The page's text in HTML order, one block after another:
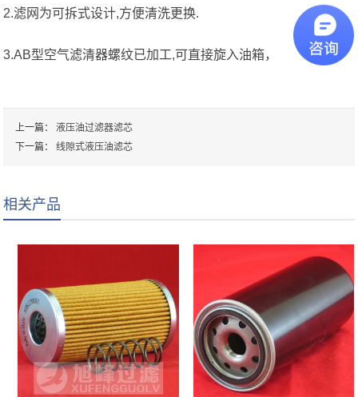
2.滤网为可拆式设计,方便清洗更换.
3.AB型空气滤清器螺纹已加工,可直接旋入油箱，
上一篇：液压油过滤器滤芯
下一篇：线隙式液压油滤芯
相关产品